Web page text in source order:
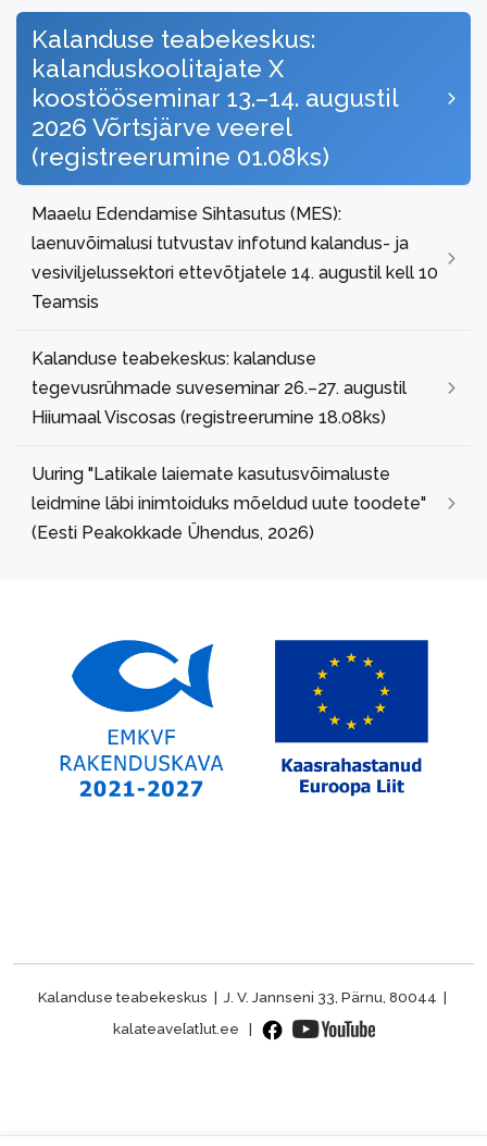
Kalanduse teabekeskus:
kalanduskoolitajate X
koostööseminar 13.–14. augustil
2026 Võrtsjärve veerel
(registreerumine 01.08ks)
Maaelu Edendamise Sihtasutus (MES):
laenuvõimalusi tutvustav infotund kalandus- ja
vesiviljelussektori ettevõtjatele 14. augustil kell 10
Teamsis
Kalanduse teabekeskus: kalanduse
tegevusrühmade suveseminar 26.–27. augustil
Hiiumaal Viscosas (registreerumine 18.08ks)
Uuring "Latikale laiemate kasutusvõimaluste
leidmine läbi inimtoiduks mõeldud uute toodete"
(Eesti Peakokkade Ühendus, 2026)
Kalanduse teabekeskus | J. V. Jannseni 33, Pärnu, 80044 |
kalateave[at]ut.ee |